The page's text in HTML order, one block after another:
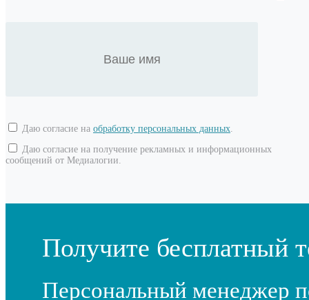
Даю согласие на обработку персональных данных.
Даю согласие на получение рекламных и информационных
сообщений от Медиалогии.
Получите бесплатный
Персональный менеджер